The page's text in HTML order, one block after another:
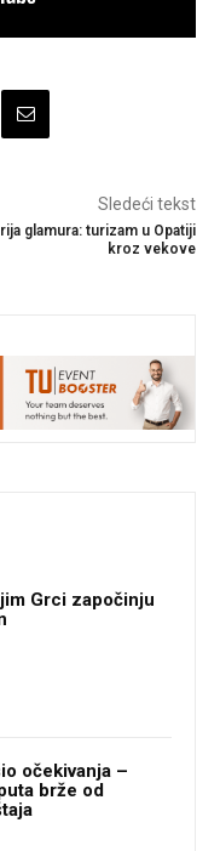
Sledeći tekst
glamura: turizam u Opatiji
kroz vekove
Grci započinju
očekivanja –
brže od